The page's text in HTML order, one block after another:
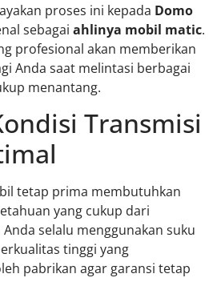
proses ini kepada Domo
sebagai ahlinya mobil matic.
profesional akan memberikan
Anda saat melintasi berbagai
menantang.
Transmisi
tetap prima membutuhkan
yang cukup dari
selalu menggunakan suku
tinggi yang
pabrikan agar garansi tetap